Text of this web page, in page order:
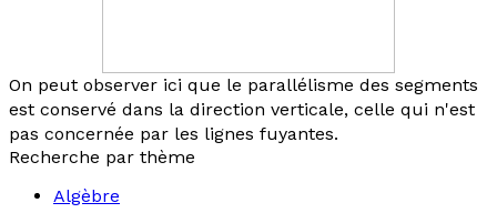
On peut observer ici que le parallélisme des segments
est conservé dans la direction verticale, celle qui n'est
pas concernée par les lignes fuyantes.
Recherche par thème
Algèbre